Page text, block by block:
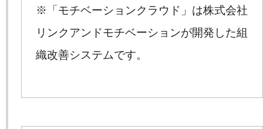
※「モチベーションクラウド」は株式会社
リンクアンドモチベーションが開発した組
織改善システムです。